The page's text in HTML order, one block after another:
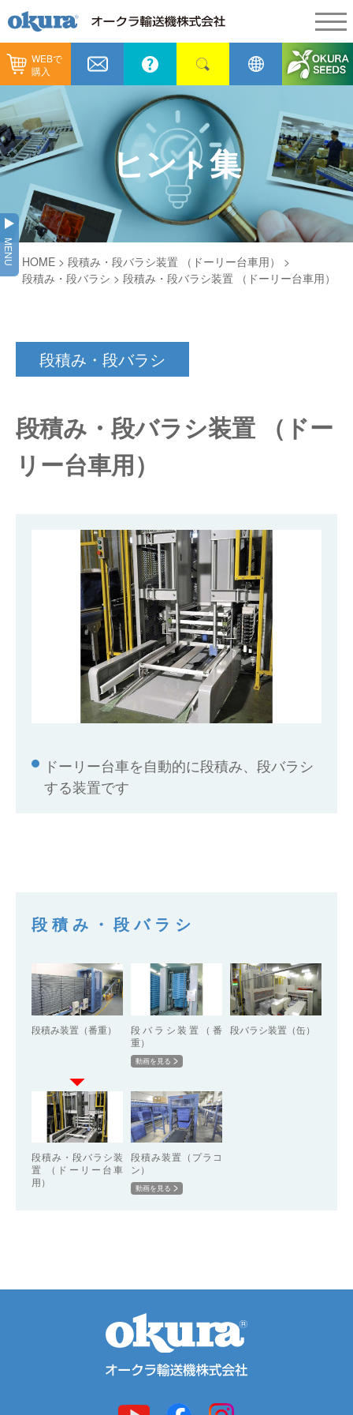
WEBで
購入
製品情報
製品情報
コンベヤ機器
コンベヤ機器を探す
用途から探す
コンベヤ機器の技術情報
GTPシステム
仕分けシステム
ピッキングシステム
保管システム
バンニング・デバンニングシステム
バーチカル装置（垂直搬送機）
納入事例
納入事例
全業種
製造
物流
通販
食品
メンテナンス
カタログ／CAD
会社情報
会社情報
企業理念
事業所一覧
オークラグループ
オークラの取組み
採用情報
オークラミュージアム
生産終了品
物流用語集
プライバシーポリシー
サイトポリシー
ヒント集
MENU HOME > 段積み・段バラシ装置 （ドーリー台車用） >
段積み・段バラシ > 段積み・段バラシ装置 （ドーリー台車用）
段積み・段バラシ
段積み・段バラシ装置 （ドー
リー台車用）
ドーリー台車を自動的に段積み、段バラシ
する装置です
段積み・段バラシ
段積み装置（番重）
段バラシ装置（番
重）
動画を見る
段バラシ装置（缶）
段積み・段バラシ装
置 （ドーリー台車
用）
段積み装置（プラコ
ン）
動画を見る